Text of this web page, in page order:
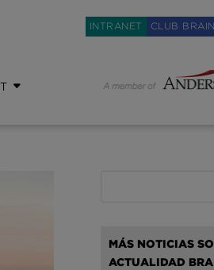
INTRANET CLUB
MÁS NOTICIAS
ACTUALIDAD